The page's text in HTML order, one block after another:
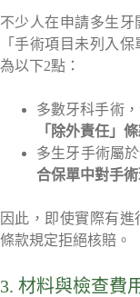
不少人在申請多生
「手術項目未列入
為以下2點：
多數牙科手術
「除外責任」
多生牙手術屬
合保單中對手
因此，即使實際有
條款規定拒絕核賠。
3. 材料與檢查費